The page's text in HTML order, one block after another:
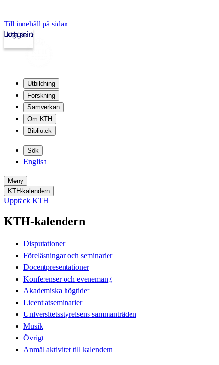
Till innehåll på sidan
kth.se
Logga in
Utbildning
Forskning
Samverkan
Om KTH
Bibliotek
Sök
English
Meny
KTH-kalendern
Upptäck KTH
KTH-kalendern
Disputationer
Föreläsningar och seminarier
Docentpresentationer
Konferenser och evenemang
Akademiska högtider
Licentiatseminarier
Universitetsstyrelsens sammanträden
Musik
Övrigt
Anmäl aktivitet till kalendern